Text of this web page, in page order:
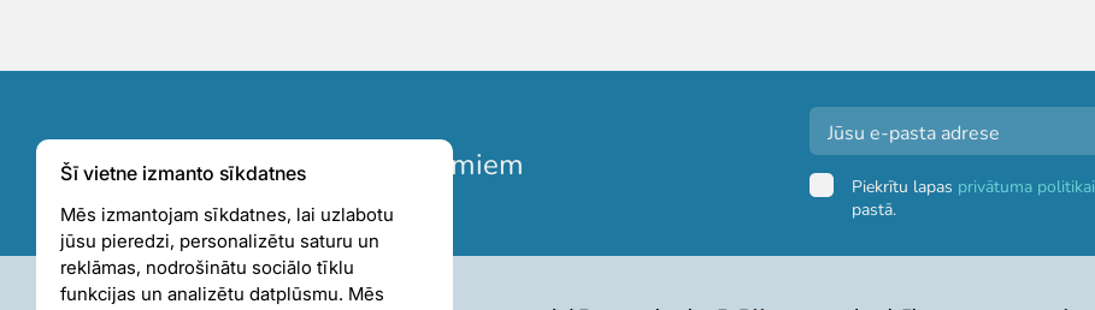
Pieteikties jaunumiem
Piekrītu lapas privātuma politikai
pastā.
Šī vietne izmanto sīkdatnes
Mēs izmantojam sīkdatnes, lai uzlabotu
jūsu pieredzi, personalizētu saturu un
reklāmas, nodrošinātu sociālo tīklu
funkcijas un analizētu datplūsmu. Mēs